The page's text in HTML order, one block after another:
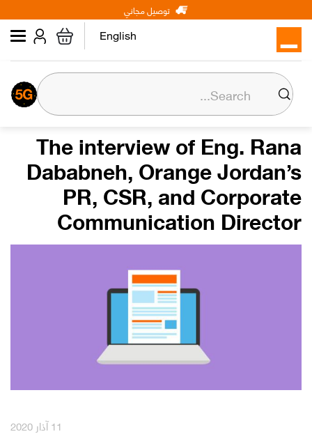
to
main
content
توصيل مجاني
English
Main
navigation
شخصيالأعمالعن أورنج
عن أورنج
المسؤولية المجتمعية
المركز الإعلامي
علاقات المستثمرين
Orange إكسترا
The interview of Eng. Rana
Dababneh, Orange Jordan’s
PR, CSR, and Corporate
Communication Director
11 آذار 2020